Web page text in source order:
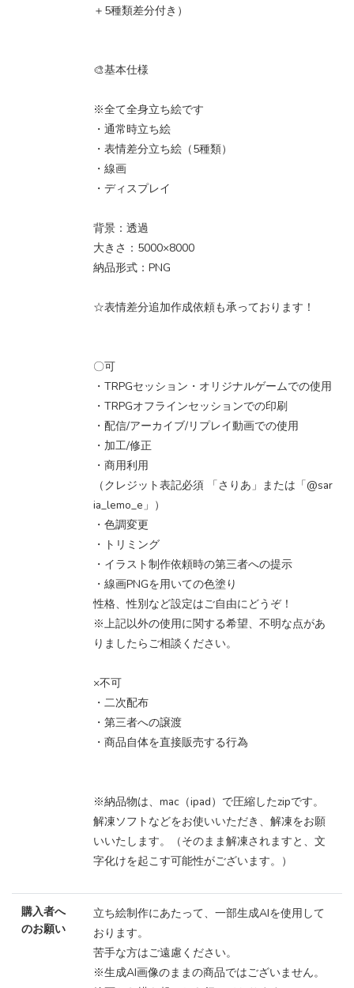
＋5種類差分付き）
🎨基本仕様
※全て全身立ち絵です
・通常時立ち絵
・表情差分立ち絵（5種類）
・線画
・ディスプレイ
背景：透過
大きさ：5000×8000
納品形式：PNG
☆表情差分追加作成依頼も承っております！
〇可
・TRPGセッション・オリジナルゲームでの使用
・TRPGオフラインセッションでの印刷
・配信/アーカイブ/リプレイ動画での使用
・加工/修正
・商用利用
（クレジット表記必須 「さりあ」または「@sar
ia_lemo_e」）
・色調変更
・トリミング
・イラスト制作依頼時の第三者への提示
・線画PNGを用いての色塗り
性格、性別など設定はご自由にどうぞ！
※上記以外の使用に関する希望、不明な点があ
りましたらご相談ください。
×不可
・二次配布
・第三者への譲渡
・商品自体を直接販売する行為
※納品物は、mac（ipad）で圧縮したzipです。
解凍ソフトなどをお使いいただき、解凍をお願
いいたします。（そのまま解凍されますと、文
字化けを起こす可能性がございます。）
購入者へ
のお願い
立ち絵制作にあたって、一部生成AIを使用して
おります。
苦手な方はご遠慮ください。
※生成AI画像のままの商品ではございません。